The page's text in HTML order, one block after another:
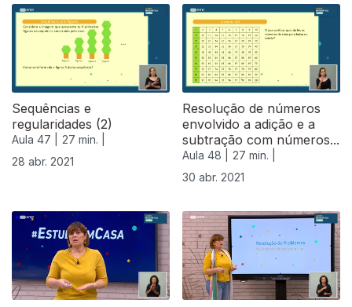
Sequências e
regularidades (2)
Aula 47 |
27 min. |
28 abr. 2021
Resolução de números
envolvido a adição e a
subtração com números...
Aula 48 |
27 min. |
30 abr. 2021
540623